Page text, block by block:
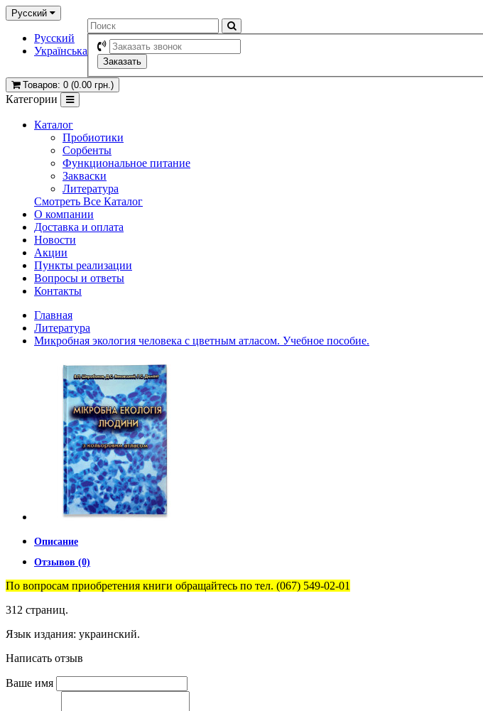
Русский
Русский
Українська
Заказать
Товаров: 0 (0.00 грн. )
Категории
Каталог
Пробиотики
Сорбенты
Функциональное питание
Закваски
Литература
Смотреть Все Каталог
О компании
Доставка и оплата
Новости
Акции
Пункты реализации
Вопросы и ответы
Контакты
Главная
Литература
Микробная экология человека с цветным атласом. Учебное пособие.
Описание
Отзывов (0)
По вопросам приобретения книги обращайтесь по тел. (067) 549-02-01
312 страниц.
Язык издания: украинский.
Написать отзыв
Ваше имя